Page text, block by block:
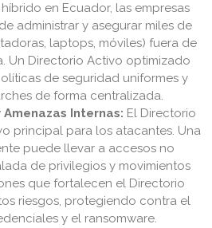
en Ecuador, las empresas
administrar y asegurar miles de
laptops, móviles) fuera de
Un Directorio Activo optimizado
de seguridad uniformes y
de forma centralizada.
Internas: El Directorio
principal para los atacantes. Una
puede llevar a accesos no
de privilegios y movimientos
que fortalecen el Directorio
riesgos, protegiendo contra el
y el ransomware.